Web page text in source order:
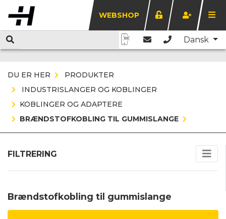
WEBSHOP
Dansk
DU ER HER
PRODUKTER
INDUSTRISLANGER OG KOBLINGER
KOBLINGER OG ADAPTERE
BRÆNDSTOFKOBLING TIL GUMMISLANGE
FILTRERING
Brændstofkobling til gummislange